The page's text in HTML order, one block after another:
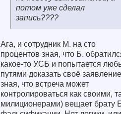
потом уже сделал
запись????
Ага, и сотрудник М. на сто
процентов зная, что Б.
какое-то УСБ и попытается
путями доказать своё
зная, что встреча может
контролироваться как своими,
милиционерами) вещает брату